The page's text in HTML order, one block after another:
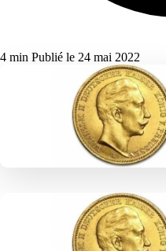
4 min Publié le 24 mai 2022